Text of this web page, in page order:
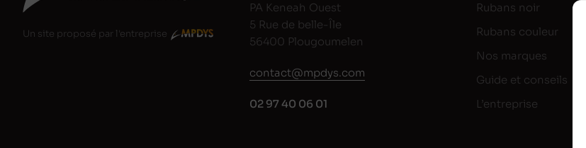
Un site proposé par l'entreprise
PA Keneah Ouest
5 Rue de belle-Île
56400 Plougoumelen
contact@mpdys.com
02 97 40 06 01
Rubans noir
Rubans couleur
Nos marques
Guide et conseils
L’entreprise